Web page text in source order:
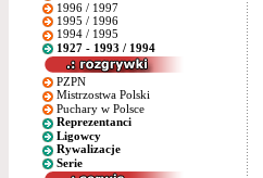
1996 / 1997
1995 / 1996
1994 / 1995
1927 - 1993 / 1994
PZPN
Mistrzostwa Polski
Puchary w Polsce
Reprezentanci
Ligowcy
Rywalizacje
Serie